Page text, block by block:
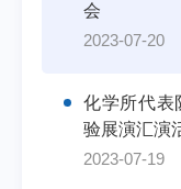
会
2023-07-20
化学所代表
验展演汇演
2023-07-19